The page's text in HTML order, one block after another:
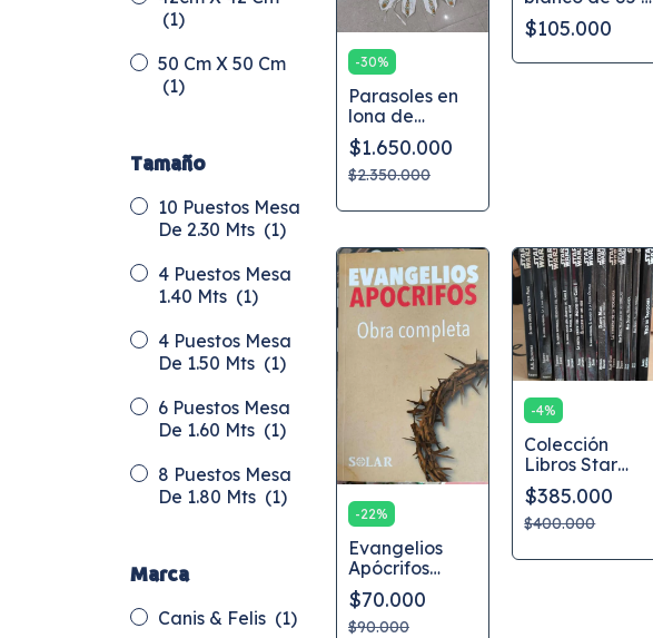
(1)
50 Cm X 50 Cm
(1)
Tamaño
10 Puestos Mesa
De 2.30 Mts (1)
4 Puestos Mesa
1.40 Mts (1)
4 Puestos Mesa
De 1.50 Mts (1)
6 Puestos Mesa
De 1.60 Mts (1)
8 Puestos Mesa
De 1.80 Mts (1)
Marca
Canis & Felis (1)
-30%
Parasoles en
lona de
algodón,
estampados a
mano
$1.650.000
$2.350.000
85 cm algodon
100%
$105.000
-22%
Evangelios
Apócrifos
(obra
Completa)
$70.000
$90.000
-4%
Colección
Libros Star
Wars El
Tiempo
Completa
$385.000
$400.000